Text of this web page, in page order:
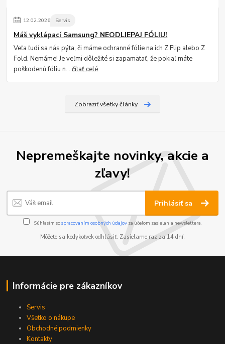
12.02.2026 Servis
Máš vyklápací Samsung? NEODLIEPAJ FÓLIU!
Veľa ľudí sa nás pýta, či máme ochranné fólie na ich Z Flip alebo Z
Fold. Nemáme! Je veľmi dôležité si zapamätať, že pokiaľ máte
poškodenú fóliu n...čítať celé
Zobraziť všetky články
Nepremeškajte novinky, akcie a
zľavy!
Prihlásiť sa
Súhlasím sospracovaním osobných údajov za účelom zasielania newslettera.
Môžete sa kedykoľvek odhlásiť. Zasielame raz za 14 dní.
Informácie pre zákazníkov
Servis
Všetko o nákupe
Obchodné podmienky
Kontakty